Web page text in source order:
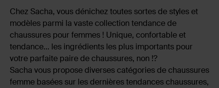
Chez Sacha, vous dénichez toutes sortes de styles et
modèles parmi la vaste collection tendance de
chaussures pour femmes ! Unique, confortable et
tendance... les ingrédients les plus importants pour
votre parfaite paire de chaussures, non !?
Sacha vous propose diverses catégories de chaussures
femme basées sur les dernières tendances chaussures,